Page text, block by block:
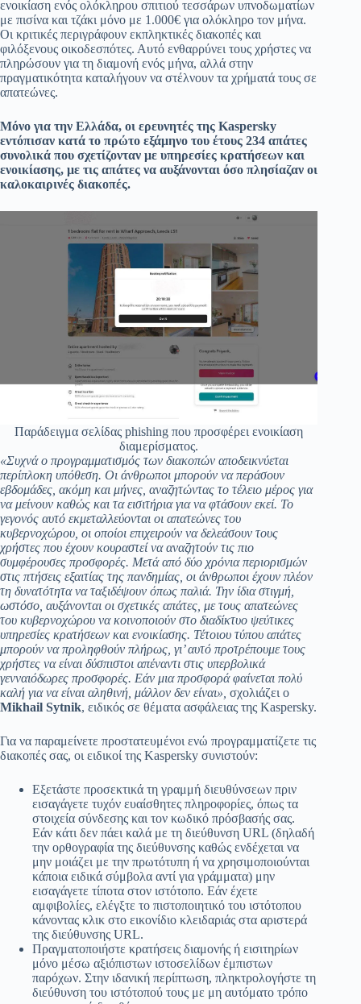
ενοικίαση ενός ολόκληρου σπιτιού τεσσάρων υπνοδωματίων
με πισίνα και τζάκι μόνο με 1.000€ για ολόκληρο τον μήνα.
Οι κριτικές περιγράφουν εκπληκτικές διακοπές και
φιλόξενους οικοδεσπότες. Αυτό ενθαρρύνει τους χρήστες να
πληρώσουν για τη διαμονή ενός μήνα, αλλά στην
πραγματικότητα καταλήγουν να στέλνουν τα χρήματά τους σε
απατεώνες.
Μόνο για την Ελλάδα, οι ερευνητές της Kaspersky
εντόπισαν κατά το πρώτο εξάμηνο του έτους 234 απάτες
συνολικά που σχετίζονταν με υπηρεσίες κρατήσεων και
ενοικίασης, με τις απάτες να αυξάνονται όσο πλησίαζαν οι
καλοκαιρινές διακοπές.
Παράδειγμα σελίδας phishing που προσφέρει ενοικίαση
διαμερίσματος.
«Συχνά ο προγραμματισμός των διακοπών αποδεικνύεται
περίπλοκη υπόθεση. Οι άνθρωποι μπορούν να περάσουν
εβδομάδες, ακόμη και μήνες, αναζητώντας το τέλειο μέρος για
να μείνουν καθώς και τα εισιτήρια για να φτάσουν εκεί. Το
γεγονός αυτό εκμεταλλεύονται οι απατεώνες του
κυβερνοχώρου, οι οποίοι επιχειρούν να δελεάσουν τους
χρήστες που έχουν κουραστεί να αναζητούν τις πιο
συμφέρουσες προσφορές. Μετά από δύο χρόνια περιορισμών
στις πτήσεις εξαιτίας της πανδημίας, οι άνθρωποι έχουν πλέον
τη δυνατότητα να ταξιδέψουν όπως παλιά. Την ίδια στιγμή,
ωστόσο, αυξάνονται οι σχετικές απάτες, με τους απατεώνες
του κυβερνοχώρου να κοινοποιούν στο διαδίκτυο ψεύτικες
υπηρεσίες κρατήσεων και ενοικίασης. Τέτοιου τύπου απάτες
μπορούν να προληφθούν πλήρως, γι’ αυτό προτρέπουμε τους
χρήστες να είναι δύσπιστοι απέναντι στις υπερβολικά
γενναιόδωρες προσφορές. Εάν μια προσφορά φαίνεται πολύ
καλή για να είναι αληθινή, μάλλον δεν είναι», σχολιάζει ο
Mikhail Sytnik, ειδικός σε θέματα ασφάλειας της Kaspersky.
Για να παραμείνετε προστατευμένοι ενώ προγραμματίζετε τις
διακοπές σας, οι ειδικοί της Kaspersky συνιστούν:
Εξετάστε προσεκτικά τη γραμμή διευθύνσεων πριν
εισαγάγετε τυχόν ευαίσθητες πληροφορίες, όπως τα
στοιχεία σύνδεσης και τον κωδικό πρόσβασής σας.
Εάν κάτι δεν πάει καλά με τη διεύθυνση URL (δηλαδή
την ορθογραφία της διεύθυνσης καθώς ενδέχεται να
μην μοιάζει με την πρωτότυπη ή να χρησιμοποιούνται
κάποια ειδικά σύμβολα αντί για γράμματα) μην
εισαγάγετε τίποτα στον ιστότοπο. Εάν έχετε
αμφιβολίες, ελέγξτε το πιστοποιητικό του ιστότοπου
κάνοντας κλικ στο εικονίδιο κλειδαριάς στα αριστερά
της διεύθυνσης URL.
Πραγματοποιήστε κρατήσεις διαμονής ή εισιτηρίων
μόνο μέσω αξιόπιστων ιστοσελίδων έμπιστων
παρόχων. Στην ιδανική περίπτωση, πληκτρολογήστε τη
διεύθυνση του ιστότοπού τους με μη αυτόματο τρόπο